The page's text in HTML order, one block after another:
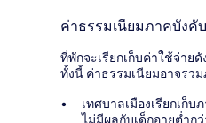
ค่าธรรมเนียมภาคบังคับ
ที่พักจะเรียกเก็บค่าใช้จ่าย
ทั้งนี้ ค่าธรรมเนียมอาจรว
เทศบาลเมืองเรียกเก็
ไม่มีผลกับเด็กอายุต่ำกว่